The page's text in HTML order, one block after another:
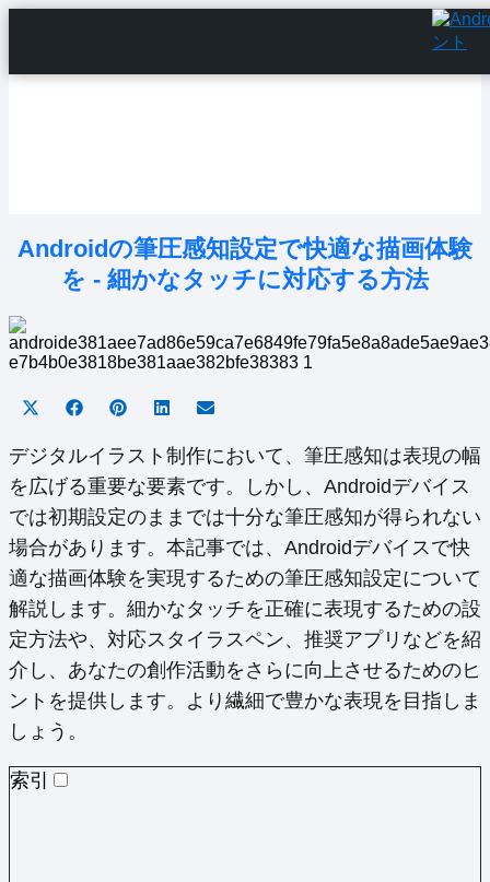
Androidの筆圧感知設定で快適な描画体験
を - 細かなタッチに対応する方法
Share
X
(Twitter)
Share
Facebook
Share
Pinterest
Share
LinkedInEmail
デジタルイラスト制作において、筆圧感知は表現の幅
を広げる重要な要素です。しかし、Androidデバイス
では初期設定のままでは十分な筆圧感知が得られない
場合があります。本記事では、Androidデバイスで快
適な描画体験を実現するための筆圧感知設定について
解説します。細かなタッチを正確に表現するための設
定方法や、対応スタイラスペン、推奨アプリなどを紹
介し、あなたの創作活動をさらに向上させるためのヒ
ントを提供します。より繊細で豊かな表現を目指しま
しょう。
索引